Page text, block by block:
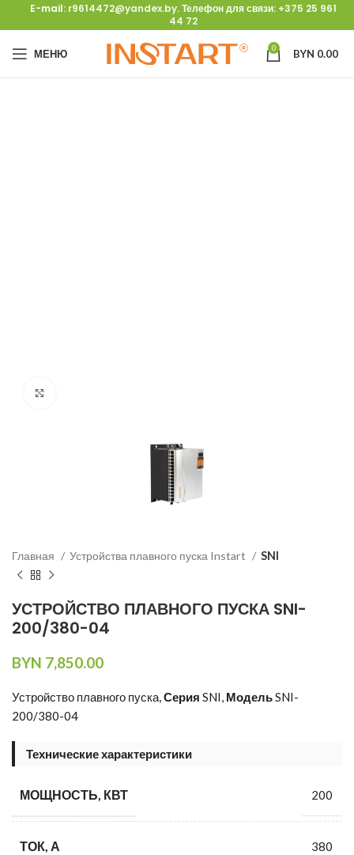
E-mail: r9614472@yandex.by. Телефон для связи: +375 25 961
44 72
МЕНЮ 0 BYN 0.00
Главная Устройства плавного пуска Instart SNI
УСТРОЙСТВО ПЛАВНОГО ПУСКА SNI-
200/380-04
BYN 7,850.00
Устройство плавного пуска,Серия SNI, МодельSNI-
200/380-04
Технические характеристики
МОЩНОСТЬ, КВТ 200
ТОК, А 380